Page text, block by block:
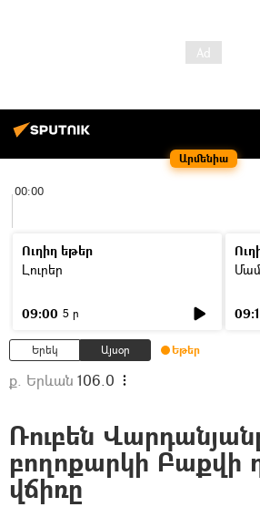
Արմենիա
00:00
Ուղիղ եթեր
Լուրեր
09:00 5 ր
Երեկ Այսօր Եթեր
ք. Երևան 106.0
Ռուբեն
բողոքարկի
վճիռը